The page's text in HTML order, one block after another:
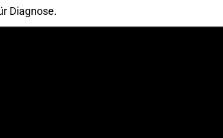
Diagnose.